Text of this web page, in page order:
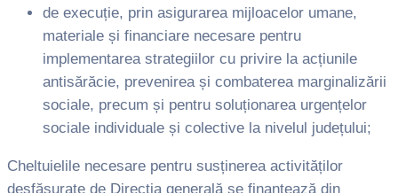
de execuție, prin asigurarea mijloacelor umane,
materiale și financiare necesare pentru
implementarea strategiilor cu privire la acțiunile
antisărăcie, prevenirea și combaterea marginalizării
sociale, precum și pentru soluționarea urgențelor
sociale individuale și colective la nivelul județului;
Cheltuielile necesare pentru susținerea activităților
desfășurate de Direcția generală se finanțează din